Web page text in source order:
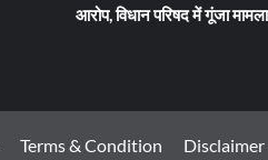
आरोप, विधान परिषद में गूंजा मामला
Terms & Condition Disclaimer